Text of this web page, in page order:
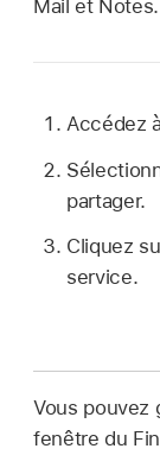
Mail et Notes.
Accédez
partager.
Cliquez
service.
Vous pouvez
fenêtre du